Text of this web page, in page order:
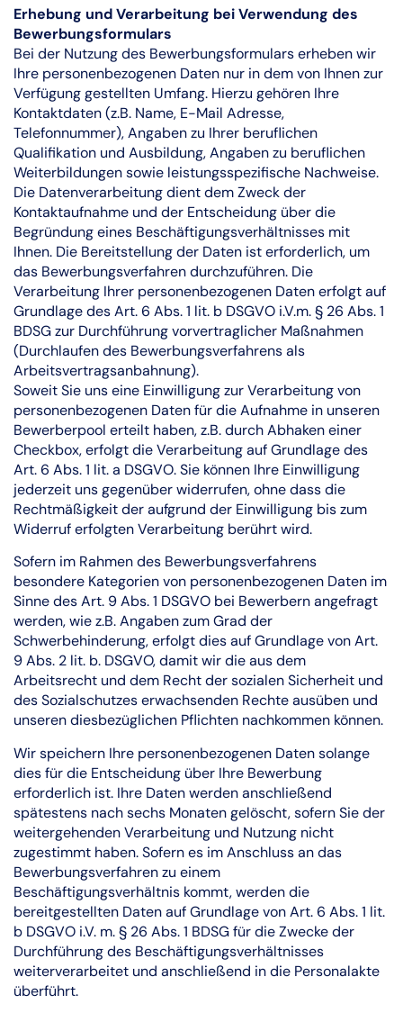
Erhebung und Verarbeitung bei Verwendung des
Bewerbungsformulars
Bei der Nutzung des Bewerbungsformulars erheben wir
Ihre personenbezogenen Daten nur in dem von Ihnen zur
Verfügung gestellten Umfang. Hierzu gehören Ihre
Kontaktdaten (z.B. Name, E-Mail Adresse,
Telefonnummer), Angaben zu Ihrer beruflichen
Qualifikation und Ausbildung, Angaben zu beruflichen
Weiterbildungen sowie leistungsspezifische Nachweise.
Die Datenverarbeitung dient dem Zweck der
Kontaktaufnahme und der Entscheidung über die
Begründung eines Beschäftigungsverhältnisses mit
Ihnen. Die Bereitstellung der Daten ist erforderlich, um
das Bewerbungsverfahren durchzuführen. Die
Verarbeitung Ihrer personenbezogenen Daten erfolgt auf
Grundlage des Art. 6 Abs. 1 lit. b DSGVO i.V.m. § 26 Abs. 1
BDSG zur Durchführung vorvertraglicher Maßnahmen
(Durchlaufen des Bewerbungsverfahrens als
Arbeitsvertragsanbahnung).
Soweit Sie uns eine Einwilligung zur Verarbeitung von
personenbezogenen Daten für die Aufnahme in unseren
Bewerberpool erteilt haben, z.B. durch Abhaken einer
Checkbox, erfolgt die Verarbeitung auf Grundlage des
Art. 6 Abs. 1 lit. a DSGVO. Sie können Ihre Einwilligung
jederzeit uns gegenüber widerrufen, ohne dass die
Rechtmäßigkeit der aufgrund der Einwilligung bis zum
Widerruf erfolgten Verarbeitung berührt wird.
Sofern im Rahmen des Bewerbungsverfahrens
besondere Kategorien von personenbezogenen Daten im
Sinne des Art. 9 Abs. 1 DSGVO bei Bewerbern angefragt
werden, wie z.B. Angaben zum Grad der
Schwerbehinderung, erfolgt dies auf Grundlage von Art.
9 Abs. 2 lit. b. DSGVO, damit wir die aus dem
Arbeitsrecht und dem Recht der sozialen Sicherheit und
des Sozialschutzes erwachsenden Rechte ausüben und
unseren diesbezüglichen Pflichten nachkommen können.
Wir speichern Ihre personenbezogenen Daten solange
dies für die Entscheidung über Ihre Bewerbung
erforderlich ist. Ihre Daten werden anschließend
spätestens nach sechs Monaten gelöscht, sofern Sie der
weitergehenden Verarbeitung und Nutzung nicht
zugestimmt haben. Sofern es im Anschluss an das
Bewerbungsverfahren zu einem
Beschäftigungsverhältnis kommt, werden die
bereitgestellten Daten auf Grundlage von Art. 6 Abs. 1 lit.
b DSGVO i.V. m. § 26 Abs. 1 BDSG für die Zwecke der
Durchführung des Beschäftigungsverhältnisses
weiterverarbeitet und anschließend in die Personalakte
überführt.